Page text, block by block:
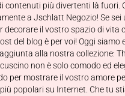
contenuti più divertenti là fuori.
a Jschlatt Negozio! Se sei
decorare il vostro spazio di vita
del blog è per voi! Oggi siamo
alla nostra collezione:
non è solo comodo ed
per mostrare il vostro amore
popolari su Internet. Che tu